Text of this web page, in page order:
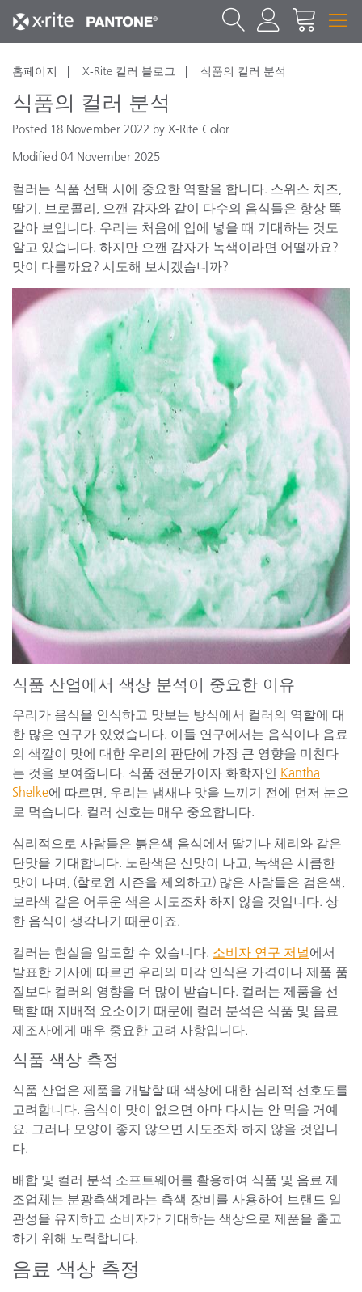
홈페이지 X-Rite 컬러 블로그 식품의 컬러 분석
식품의 컬러 분석
Posted 18 November 2022 by X-Rite Color
Modified 04 November 2025
컬러는 식품 선택 시에 중요한 역할을 합니다. 스위스 치즈,
딸기, 브로콜리, 으깬 감자와 같이 다수의 음식들은 항상 똑
같아 보입니다. 우리는 처음에 입에 넣을 때 기대하는 것도
알고 있습니다. 하지만 으깬 감자가 녹색이라면 어떨까요?
맛이 다를까요? 시도해 보시겠습니까?
식품 산업에서 색상 분석이 중요한 이유
우리가 음식을 인식하고 맛보는 방식에서 컬러의 역할에 대
한 많은 연구가 있었습니다. 이들 연구에서는 음식이나 음료
의 색깔이 맛에 대한 우리의 판단에 가장 큰 영향을 미친다
는 것을 보여줍니다. 식품 전문가이자 화학자인 Kantha
Shelke에 따르면, 우리는 냄새나 맛을 느끼기 전에 먼저 눈으
로 먹습니다. 컬러 신호는 매우 중요합니다.
심리적으로 사람들은 붉은색 음식에서 딸기나 체리와 같은
단맛을 기대합니다. 노란색은 신맛이 나고, 녹색은 시큼한
맛이 나며, (할로윈 시즌을 제외하고) 많은 사람들은 검은색,
보라색 같은 어두운 색은 시도조차 하지 않을 것입니다. 상
한 음식이 생각나기 때문이죠.
컬러는 현실을 압도할 수 있습니다. 소비자 연구 저널에서
발표한 기사에 따르면 우리의 미각 인식은 가격이나 제품 품
질보다 컬러의 영향을 더 많이 받습니다. 컬러는 제품을 선
택할 때 지배적 요소이기 때문에 컬러 분석은 식품 및 음료
제조사에게 매우 중요한 고려 사항입니다.
식품 색상 측정
식품 산업은 제품을 개발할 때 색상에 대한 심리적 선호도를
고려합니다. 음식이 맛이 없으면 아마 다시는 안 먹을 거예
요. 그러나 모양이 좋지 않으면 시도조차 하지 않을 것입니
다.
배합 및 컬러 분석 소프트웨어를 활용하여 식품 및 음료 제
조업체는 분광측색계라는 측색 장비를 사용하여 브랜드 일
관성을 유지하고 소비자가 기대하는 색상으로 제품을 출고
하기 위해 노력합니다.
음료 색상 측정